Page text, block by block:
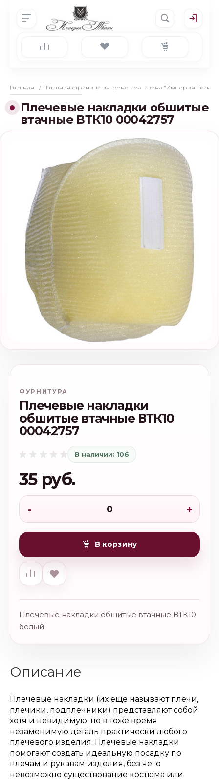
Главная / Главная страница интернет-магазина "Империя Ткани"
Плечевые накладки обшитые
втачные ВТК10 00042757
ФУРНИТУРА
Плечевые накладки
обшитые втачные ВТК10
00042757
В наличии: 106
35 руб.
- +
В корзину
Плечевые накладки обшитые втачные ВТК10
белый
Описание
Плечевые накладки (их еще называют плечи,
плечики, подплечники) представляют собой
хотя и невидимую, но в тоже время
незаменимую деталь практически любого
плечевого изделия. Плечевые накладки
помогают создать идеальную посадку по
плечам и рукавам изделия, без чего
невозможно существование костюма или